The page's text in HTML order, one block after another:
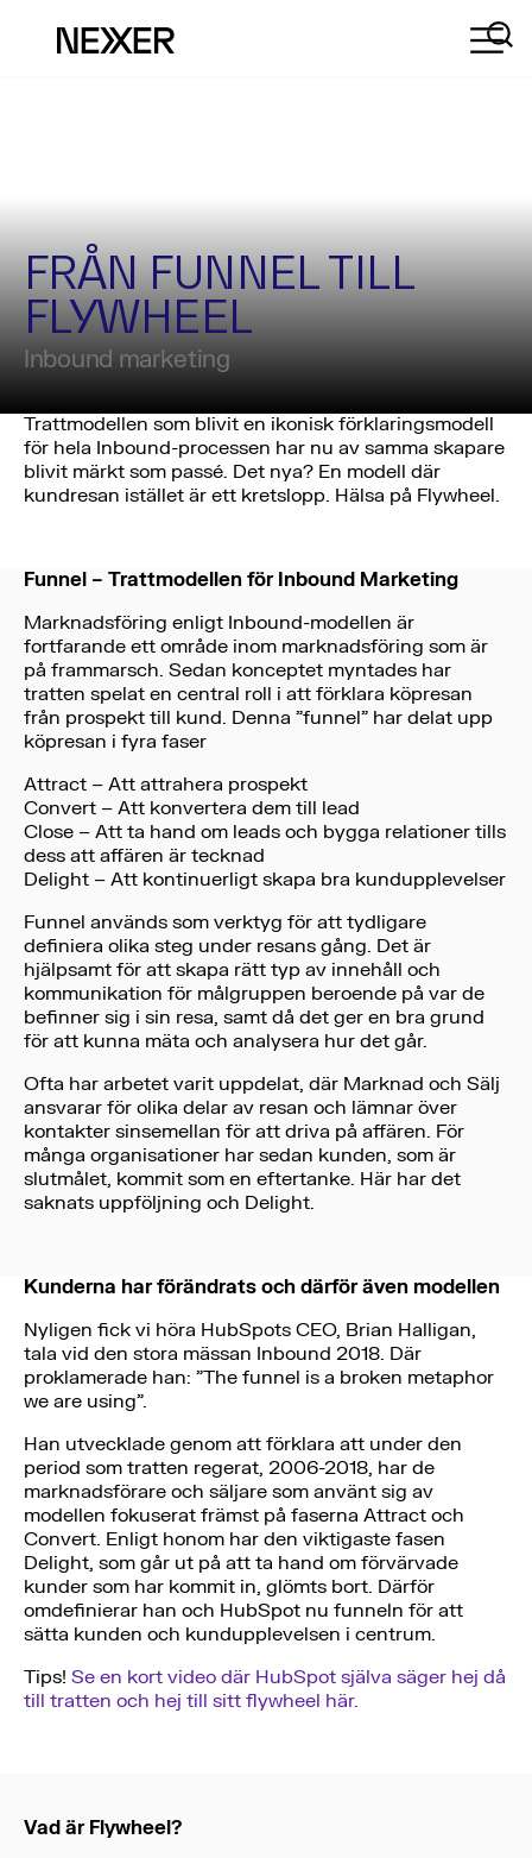
FRÅN FUNNEL TILL
FLYWHEEL
Inbound marketing
Trattmodellen som blivit en ikonisk förklaringsmodell
för hela Inbound-processen har nu av samma skapare
blivit märkt som passé. Det nya? En modell där
kundresan istället är ett kretslopp. Hälsa på Flywheel.
Funnel – Trattmodellen för Inbound Marketing
Marknadsföring enligt Inbound-modellen är
fortfarande ett område inom marknadsföring som är
på frammarsch. Sedan konceptet myntades har
tratten spelat en central roll i att förklara köpresan
från prospekt till kund. Denna ”funnel” har delat upp
köpresan i fyra faser
Attract – Att attrahera prospekt
Convert – Att konvertera dem till lead
Close – Att ta hand om leads och bygga relationer tills
dess att affären är tecknad
Delight – Att kontinuerligt skapa bra kundupplevelser
Funnel används som verktyg för att tydligare
definiera olika steg under resans gång. Det är
hjälpsamt för att skapa rätt typ av innehåll och
kommunikation för målgruppen beroende på var de
befinner sig i sin resa, samt då det ger en bra grund
för att kunna mäta och analysera hur det går.
Ofta har arbetet varit uppdelat, där Marknad och Sälj
ansvarar för olika delar av resan och lämnar över
kontakter sinsemellan för att driva på affären. För
många organisationer har sedan kunden, som är
slutmålet, kommit som en eftertanke. Här har det
saknats uppföljning och Delight.
Kunderna har förändrats och därför även modellen
Nyligen fick vi höra HubSpots CEO, Brian Halligan,
tala vid den stora mässan Inbound 2018. Där
proklamerade han: ”The funnel is a broken metaphor
we are using”.
Han utvecklade genom att förklara att under den
period som tratten regerat, 2006-2018, har de
marknadsförare och säljare som använt sig av
modellen fokuserat främst på faserna Attract och
Convert. Enligt honom har den viktigaste fasen
Delight, som går ut på att ta hand om förvärvade
kunder som har kommit in, glömts bort. Därför
omdefinierar han och HubSpot nu funneln för att
sätta kunden och kundupplevelsen i centrum.
Tips! Se en kort video där HubSpot själva säger hej då
till tratten och hej till sitt flywheel här.
Vad är Flywheel?